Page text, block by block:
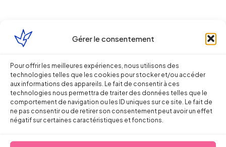
Gérer le consentement
Pour offrir les meilleures expériences, nous utilisons des
technologies telles que les cookies pour stocker et/ou accéder
aux informations des appareils. Le fait de consentir à ces
technologies nous permettra de traiter des données telles que le
comportement de navigation ou les ID uniques sur ce site. Le fait de
ne pas consentir ou de retirer son consentement peut avoir un effet
négatif sur certaines caractéristiques et fonctions.
A noter que
: La Cour de cassation a récemment
intervenue avant le jugement d’ouverture d’une
liquidation judiciaire ouvrait droit à la prise en
charge par l’AGS des créances résultant de la
rupture du contrat de travail. (Cass. soc. 19 avril
2023, n°21-18.274)